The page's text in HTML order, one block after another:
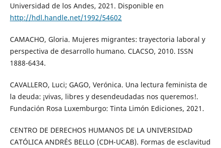
Universidad de los Andes, 2021. Disponible en
http://hdl.handle.net/1992/54602
CAMACHO, Gloria. Mujeres migrantes: trayectoria laboral y
perspectiva de desarrollo humano. CLACSO, 2010. ISSN
1888-6434.
CAVALLERO, Luci; GAGO, Verónica. Una lectura feminista de
la deuda: ¡vivas, libres y desendeudadas nos queremos!.
Fundación Rosa Luxemburgo: Tinta Limón Ediciones, 2021.
CENTRO DE DERECHOS HUMANOS DE LA UNIVERSIDAD
CATÓLICA ANDRÉS BELLO (CDH-UCAB). Formas de esclavitud